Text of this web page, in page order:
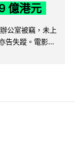
億港元
公室被竊，未上
告失蹤。電影...